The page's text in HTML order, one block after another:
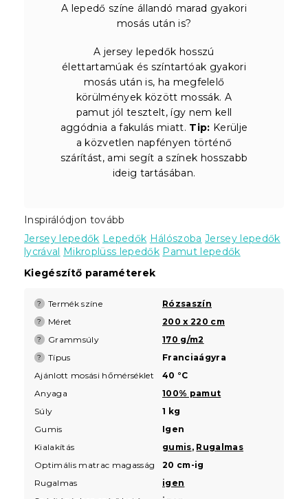
A lepedő színe állandó marad gyakori
mosás után is?
A jersey lepedők hosszú
élettartamúak és színtartóak gyakori
mosás után is, ha megfelelő
körülmények között mossák. A
pamut jól tesztelt, így nem kell
aggódnia a fakulás miatt. Tip: Kerülje
a közvetlen napfényen történő
szárítást, ami segít a színek hosszabb
ideig tartásában.
Inspirálódjon tovább
Jersey lepedők Lepedők Hálószoba Jersey lepedők
lycrával Mikroplüss lepedők Pamut lepedők
Kiegészítő paraméterek
? Termék színe Rózsaszín
? Méret 200 x 220 cm
? Grammsúly 170 g/m2
? Típus
Franciaágyra
Ajánlott mosási hőmérséklet
40 °C
Anyaga
100% pamut
Súly
1 kg
Gumis
Igen
Kialakítás
gumis, Rugalmas
Optimális matrac magasság
20 cm-ig
Rugalmas
igen